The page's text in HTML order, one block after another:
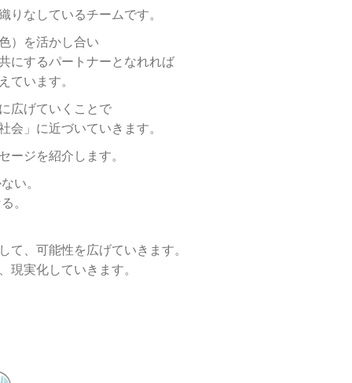
りなしているチームです。
）を活かし合い
にするパートナーとなれれば
ています。
広げていくことで
会」に近づいていきます。
ージを紹介します。
い。
。
て、 可能性を広げていきます。
現実化していきます。